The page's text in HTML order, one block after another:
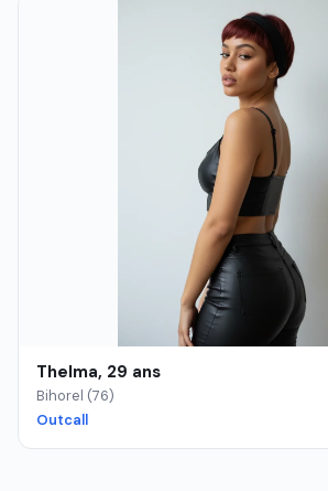
Thelma, 29 ans
Bihorel (76)
Outcall